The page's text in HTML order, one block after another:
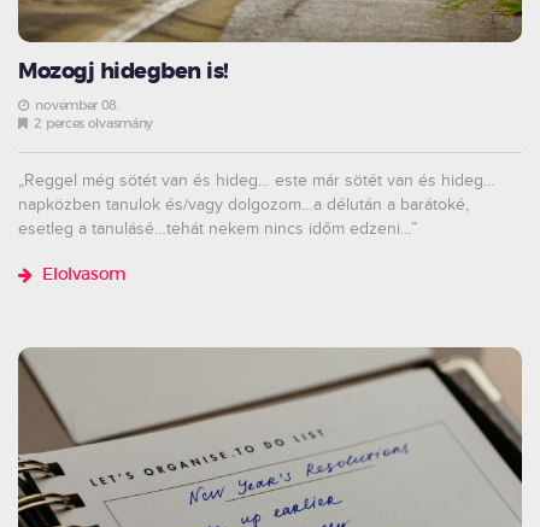
Mozogj hidegben is!
november 08.
2 perces olvasmány
„Reggel még sötét van és hideg… este már sötét van és hideg…
napközben tanulok és/vagy dolgozom…a délután a barátoké,
esetleg a tanulásé…tehát nekem nincs időm edzeni…”
Elolvasom